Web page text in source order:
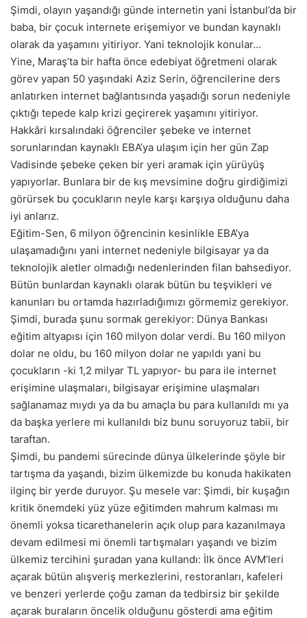
Şimdi, olayın yaşandığı günde internetin yani İstanbul’da bir
baba, bir çocuk internete erişemiyor ve bundan kaynaklı
olarak da yaşamını yitiriyor. Yani teknolojik konular…
Yine, Maraş’ta bir hafta önce edebiyat öğretmeni olarak
görev yapan 50 yaşındaki Aziz Serin, öğrencilerine ders
anlatırken internet bağlantısında yaşadığı sorun nedeniyle
çıktığı tepede kalp krizi geçirerek yaşamını yitiriyor.
Hakkâri kırsalındaki öğrenciler şebeke ve internet
sorunlarından kaynaklı EBA’ya ulaşım için her gün Zap
Vadisinde şebeke çeken bir yeri aramak için yürüyüş
yapıyorlar. Bunlara bir de kış mevsimine doğru girdiğimizi
görürsek bu çocukların neyle karşı karşıya olduğunu daha
iyi anlarız.
Eğitim-Sen, 6 milyon öğrencinin kesinlikle EBA’ya
ulaşamadığını yani internet nedeniyle bilgisayar ya da
teknolojik aletler olmadığı nedenlerinden filan bahsediyor.
Bütün bunlardan kaynaklı olarak bütün bu teşvikleri ve
kanunları bu ortamda hazırladığımızı görmemiz gerekiyor.
Şimdi, burada şunu sormak gerekiyor: Dünya Bankası
eğitim altyapısı için 160 milyon dolar verdi. Bu 160 milyon
dolar ne oldu, bu 160 milyon dolar ne yapıldı yani bu
çocukların -ki 1,2 milyar TL yapıyor- bu para ile internet
erişimine ulaşmaları, bilgisayar erişimine ulaşmaları
sağlanamaz mıydı ya da bu amaçla bu para kullanıldı mı ya
da başka yerlere mi kullanıldı biz bunu soruyoruz tabii, bir
taraftan.
Şimdi, bu pandemi sürecinde dünya ülkelerinde şöyle bir
tartışma da yaşandı, bizim ülkemizde bu konuda hakikaten
ilginç bir yerde duruyor. Şu mesele var: Şimdi, bir kuşağın
kritik önemdeki yüz yüze eğitimden mahrum kalması mı
önemli yoksa ticarethanelerin açık olup para kazanılmaya
devam edilmesi mi önemli tartışmaları yaşandı ve bizim
ülkemiz tercihini şuradan yana kullandı: İlk önce AVM’leri
açarak bütün alışveriş merkezlerini, restoranları, kafeleri
ve benzeri yerlerde çoğu zaman da tedbirsiz bir şekilde
açarak buraların öncelik olduğunu gösterdi ama eğitim